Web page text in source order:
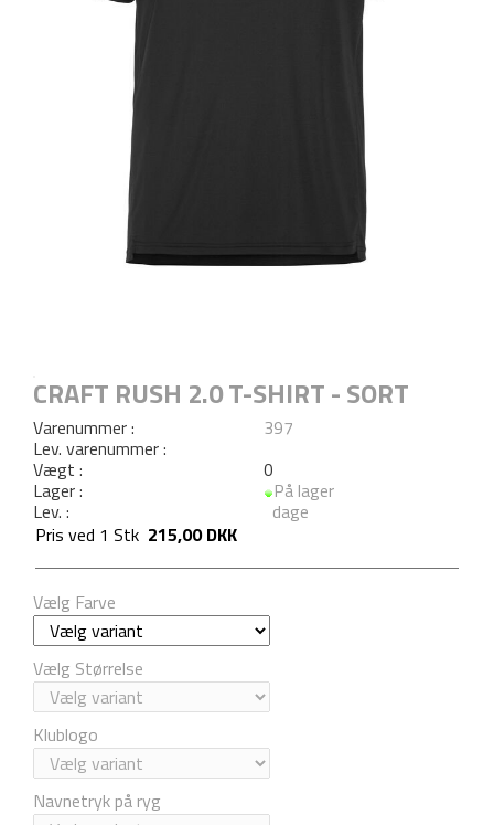
CRAFT RUSH 2.0 T-SHIRT - SORT
Varenummer : 397
Lev. varenummer :
Vægt : 0
Lager : På lager
Lev. :
dage
Pris ved 1 Stk 215,00 DKK
Vælg Farve
Vælg Størrelse
Klublogo
Navnetryk på ryg